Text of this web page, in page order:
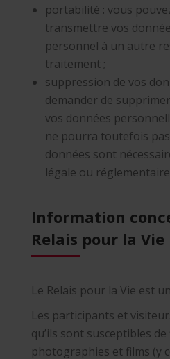
portabilité : vous
transmettre vos
personnel à un autre
traitement ;
suppression de vos
demander de
vos données
ne pourra toutefois
données sont
légale ou
Information
Relais pour la Vie
Le Relais pour la Vie est
Les participants et
qu’ils sont susceptibles
photographies et films (y